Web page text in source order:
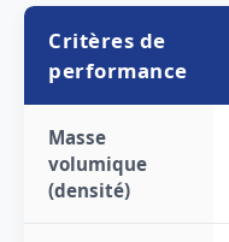
Critères de
performance
Masse
volumique
(densité)